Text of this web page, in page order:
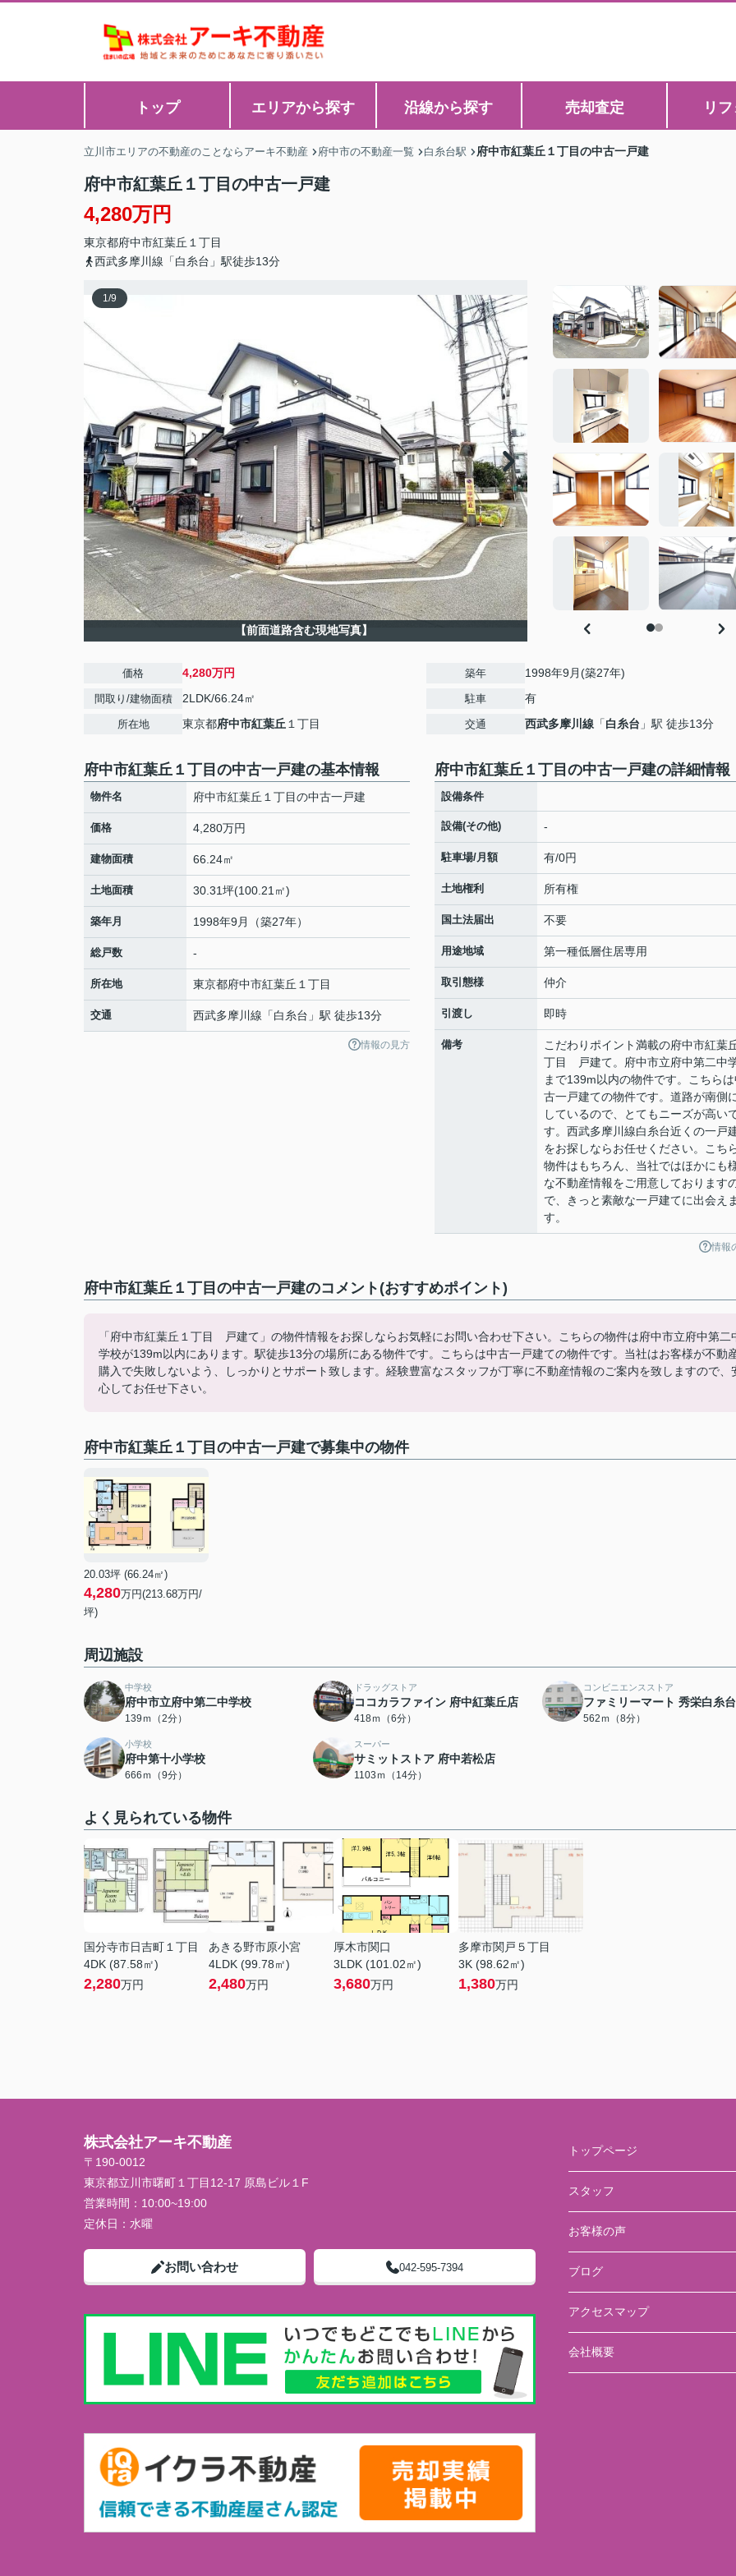
トップ エリアから探す 沿線から探す 売却査定 リ
立川市エリアの不動産のことならアーキ不動産 府中市の不動産一覧 白糸台駅 府中市紅葉丘１丁目の中古一戸建
府中市紅葉丘１丁目の中古一戸建
4,280万円
東京都府中市紅葉丘 １丁目
西武多摩川線「白糸台」駅徒歩13分
1/9
【前面道路含む現地写真】
価格 4,280万円
間取り/建物面積 2LDK/66.24㎡
所在地 東京都府中市紅葉丘 １丁目
築年 1998年9月(築27年)
駐車 有
交通 西武多摩川線 「白糸台 」駅 徒歩13分
府中市紅葉丘１丁目の中古一戸建の基本情報
物件名 府中市紅葉丘１丁目の中古一戸建
価格 4,280万円
建物面積 66.24㎡
土地面積 30.31坪(100.21㎡)
築年月 1998年9月（築27年）
総戸数 -
所在地 東京都府中市紅葉丘 １丁目
交通 西武多摩川線 「白糸台 」駅 徒歩13分
情報の見方
府中市紅葉丘１丁目の中古一戸建の詳細情報
設備条件
設備(その他) -
駐車場/月額 有/0円
土地権利 所有権
国土法届出 不要
用途地域 第一種低層住居専用
取引態様 仲介
引渡し 即時
備考
こだわりポイント満載の府中市紅葉
丁目 戸建て。府中市立府中第二中
まで139m以内の物件です。こちら
古一戸建ての物件です。道路が南側
しているので、とてもニーズが高い
す。西武多摩川線白糸台近くの一戸
をお探しならお任せください。こち
物件はもちろん、当社ではほかにも
な不動産情報をご用意しております
で、きっと素敵な一戸建てに出会え
す。
情報
府中市紅葉丘１丁目の中古一戸建のコメント(おすすめポイント)
「府中市紅葉丘１丁目 戸建て」の物件情報をお探しならお気軽にお問い合わせ下さい。こちらの物件は府中市立府中第二
学校が139m以内にあります。駅徒歩13分の場所にある物件です。こちらは中古一戸建ての物件です。当社はお客様が不動
購入で失敗しないよう、しっかりとサポート致します。経験豊富なスタッフが丁寧に不動産情報のご案内を致しますので、
心してお任せ下さい。
府中市紅葉丘１丁目の中古一戸建で募集中の物件
20.03坪 (66.24㎡)
4,280万円(213.68万円/
坪)
周辺施設
中学校
府中市立府中第二中学校
139ｍ（2分）
ドラッグストア
ココカラファイン 府中紅葉丘店
418ｍ（6分）
コンビニエンスストア
ファミリーマート 秀栄白糸
562ｍ（8分）
小学校
府中第十小学校
666ｍ（9分）
スーパー
サミットストア 府中若松店
1103ｍ（14分）
よく見られている物件
国分寺市日吉町１丁目
4DK (87.58㎡)
2,280万円
あきる野市原小宮
4LDK (99.78㎡)
2,480万円
厚木市関口
3LDK (101.02㎡)
3,680万円
多摩市関戸５丁目
3K (98.62㎡)
1,380万円
株式会社アーキ不動産
〒190-0012
東京都立川市曙町１丁目12-17 原島ビル１F
営業時間： 10:00~19:00
定休日： 水曜
お問い合わせ 042-595-7394
トップページ
スタッフ
お客様の声
ブログ
アクセスマップ
会社概要